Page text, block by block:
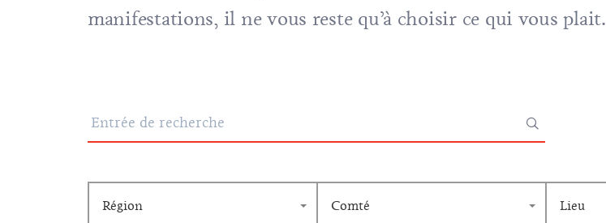
manifestations, il ne vous reste qu’à choisir ce qui vous plait.
Région Comté Lieu